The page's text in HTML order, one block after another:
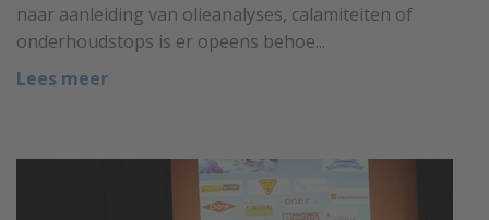
naar aanleiding van olieanalyses, calamiteiten of
onderhoudstops is er opeens behoe...
Lees meer